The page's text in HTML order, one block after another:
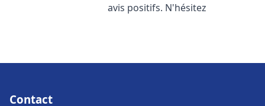
avis positifs. N'hésitez
Contact